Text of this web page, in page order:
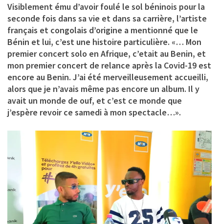
Visiblement ému d’avoir foulé le sol béninois pour la
seconde fois dans sa vie et dans sa carrière, l’artiste
français et congolais d’origine a mentionné que le
Bénin et lui, c’est une histoire particulière. «… Mon
premier concert solo en Afrique, c’etait au Benin, et
mon premier concert de relance après la Covid-19 est
encore au Benin. J’ai été merveilleusement accueilli,
alors que je n’avais même pas encore un album. Il y
avait un monde de ouf, et c’est ce monde que
j’espère revoir ce samedi à mon spectacle…».